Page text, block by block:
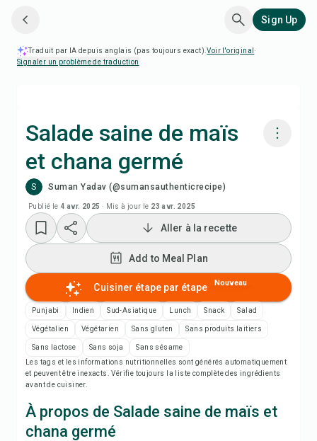
Sign Up
Traduit par IA depuis anglais (pas toujours exact).Voir l'original ·
Signaler un problème de traduction
Salade saine de maïs
et chana germé
S Suman Yadav (@sumansauthenticrecipe)
Publié le 4 avr. 2025 · Mis à jour le 23 avr. 2025
Cuisiner avec Chefadora AI
Regarder la vidéo de la recette
Add to Meal Plan
Add to Shopping List
Imprimer la recette
Aller à la recette
Add to Meal Plan
Cuisiner étape par étape Nouveau
Punjabi Indien Sud-Asiatique Lunch Snack Salad
Végétalien Végétarien Sans gluten Sans produits laitiers
Sans lactose Sans soja
Sans sésame
Les tags et les informations nutritionnelles sont générés automatiquement
et peuvent être inexacts. Vérifie toujours la liste complète des ingrédients
avant de cuisiner.
À propos de Salade saine de maïs et
chana germé